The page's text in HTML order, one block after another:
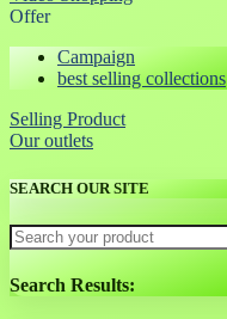
Offer
Campaign
best selling collections
Selling Product
Our outlets
SEARCH OUR SITE
Search Results: